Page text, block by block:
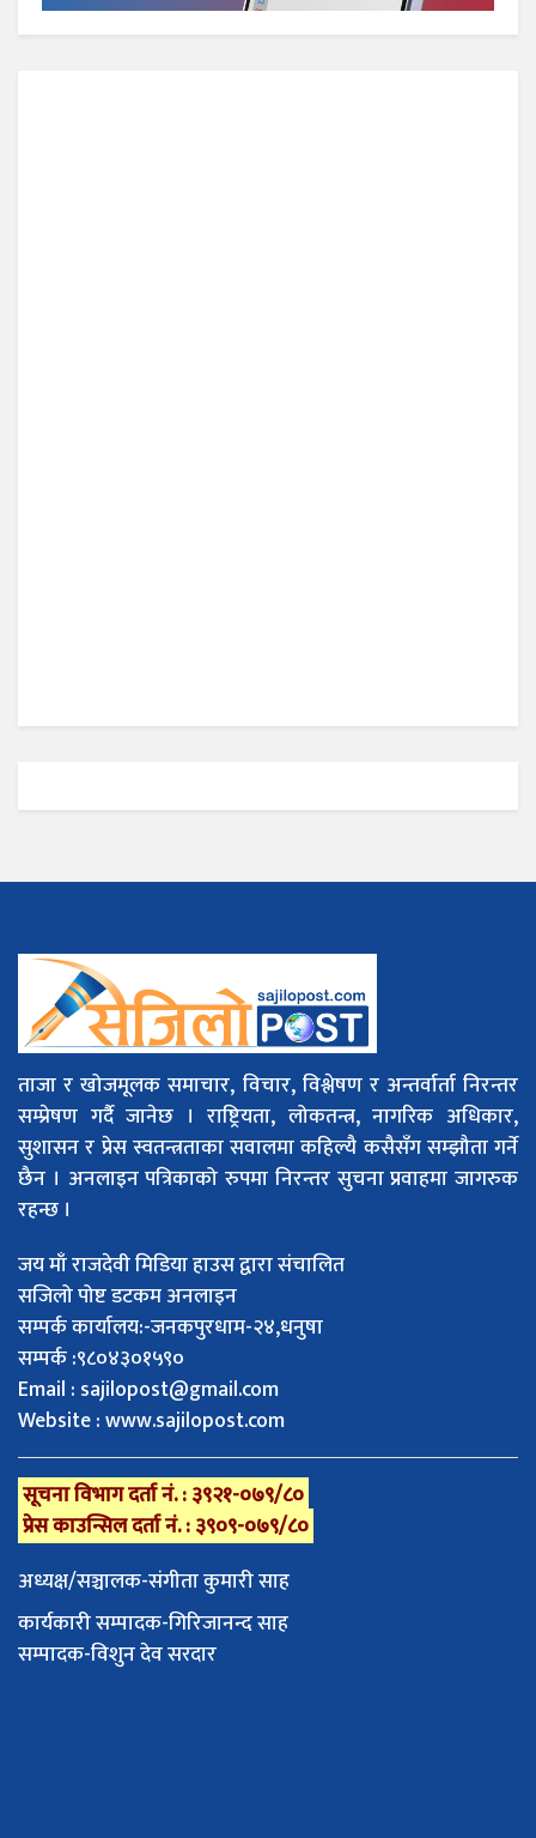
ताजा र खोजमूलक समाचार, विचार, विश्लेषण र अन्तर्वार्ता निरन्तर
सम्प्रेषण गर्दै जानेछ । राष्ट्रियता, लोकतन्त्र, नागरिक अधिकार,
सुशासन र प्रेस स्वतन्त्रताका सवालमा कहिल्यै कसैसँग सम्झौता गर्ने
छैन । अनलाइन पत्रिकाको रुपमा निरन्तर सुचना प्रवाहमा जागरुक
रहन्छ ।
जय माँ राजदेवी मिडिया हाउस द्वारा संचालित
सजिलो पोष्ट डटकम अनलाइन
सम्पर्क कार्यालय:-जनकपुरधाम-२४,धनुषा
सम्पर्क :९८०४३०१५९०
Email : sajilopost@gmail.com
Website : www.sajilopost.com
सूचना विभाग दर्ता नं. : ३९२१-०७९/८०
प्रेस काउन्सिल दर्ता नं. : ३९०९-०७९/८०
अध्यक्ष/सञ्चालक-संगीता कुमारी साह
कार्यकारी सम्पादक-गिरिजानन्द साह
सम्पादक-विशुन देव सरदार